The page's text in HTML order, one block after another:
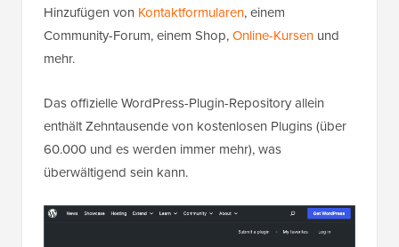
Hinzufügen von Kontaktformularen, einem
Community-Forum, einem Shop,Online-Kursen und
mehr.
Das offizielle WordPress-Plugin-Repository allein
enthält Zehntausende von kostenlosen Plugins (über
60.000 und es werden immer mehr), was
überwältigend sein kann.